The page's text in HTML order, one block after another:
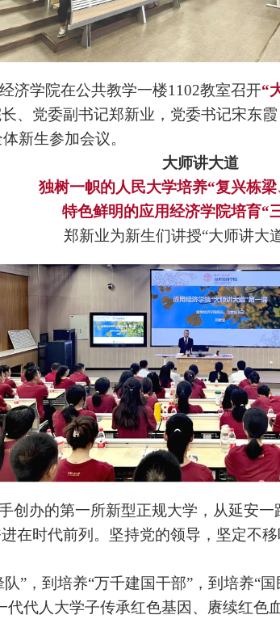
济学院在公共教学一楼1102教室召开“
、党委副书记郑新业，党委书记宋东
新生参加会议。
大师讲大道
独树一帜的人民大学培养“复兴栋
特色鲜明的应用经济学院培育“
郑新业为新生们讲授“大师讲大
创办的第一所新型正规大学，从延安
在时代前列。坚持党的领导，坚定不
”，到培养“万千建国干部”，到培养“
代代人大学子传承红色基因、赓续红色